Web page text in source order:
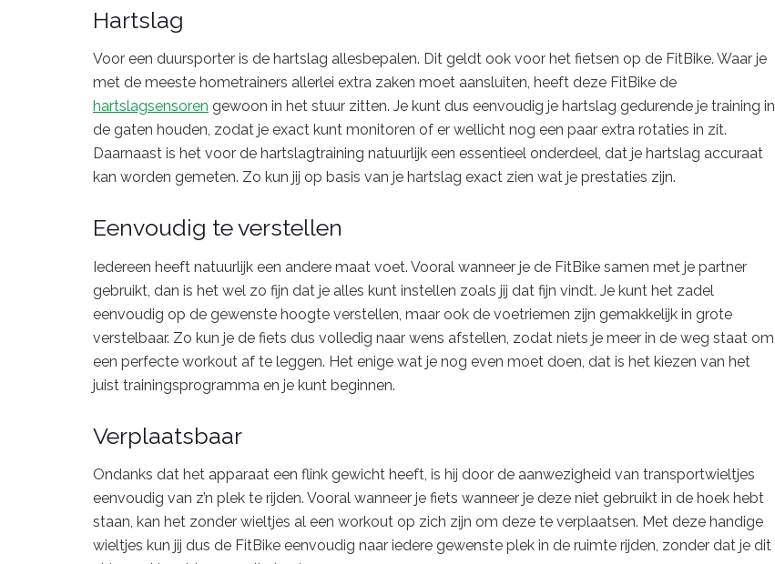
Hartslag
Voor een duursporter is de hartslag allesbepalen. Dit geldt ook voor het fietsen op de FitBike. Waar je
met de meeste hometrainers allerlei extra zaken moet aansluiten, heeft deze FitBike de
hartslagsensoren gewoon in het stuur zitten. Je kunt dus eenvoudig je hartslag gedurende je training in
de gaten houden, zodat je exact kunt monitoren of er wellicht nog een paar extra rotaties in zit.
Daarnaast is het voor de hartslagtraining natuurlijk een essentieel onderdeel, dat je hartslag accuraat
kan worden gemeten. Zo kun jij op basis van je hartslag exact zien wat je prestaties zijn.
Eenvoudig te verstellen
Iedereen heeft natuurlijk een andere maat voet. Vooral wanneer je de FitBike samen met je partner
gebruikt, dan is het wel zo fijn dat je alles kunt instellen zoals jij dat fijn vindt. Je kunt het zadel
eenvoudig op de gewenste hoogte verstellen, maar ook de voetriemen zijn gemakkelijk in grote
verstelbaar. Zo kun je de fiets dus volledig naar wens afstellen, zodat niets je meer in de weg staat om
een perfecte workout af te leggen. Het enige wat je nog even moet doen, dat is het kiezen van het
juist trainingsprogramma en je kunt beginnen.
Verplaatsbaar
Ondanks dat het apparaat een flink gewicht heeft, is hij door de aanwezigheid van transportwieltjes
eenvoudig van z’n plek te rijden. Vooral wanneer je fiets wanneer je deze niet gebruikt in de hoek hebt
staan, kan het zonder wieltjes al een workout op zich zijn om deze te verplaatsen. Met deze handige
wieltjes kun jij dus de FitBike eenvoudig naar iedere gewenste plek in de ruimte rijden, zonder dat je dit